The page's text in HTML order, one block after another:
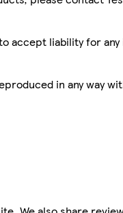
accept liability for
in any way